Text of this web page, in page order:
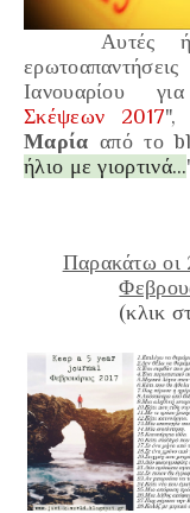
Αυτές
Ιανουαρίου
Σκέψεων 2017",
Μαρία από το
ήλιο με γιορτινά…
Παρακάτω οι
(κλικ